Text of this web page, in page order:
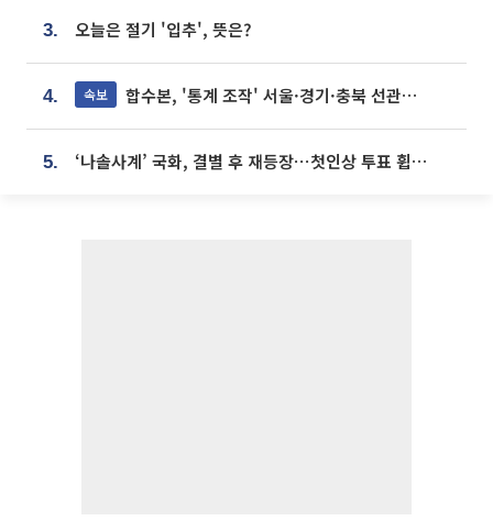
3. 오늘은 절기 '입추', 뜻은?
4. 속보 합수본, '통계 조작' 서울·경기·충북 선관위 등 추가 압수수색
5. ‘나솔사계’ 국화, 결별 후 재등장⋯첫인상 투표 휩쓸고 ‘인기녀’ 등극